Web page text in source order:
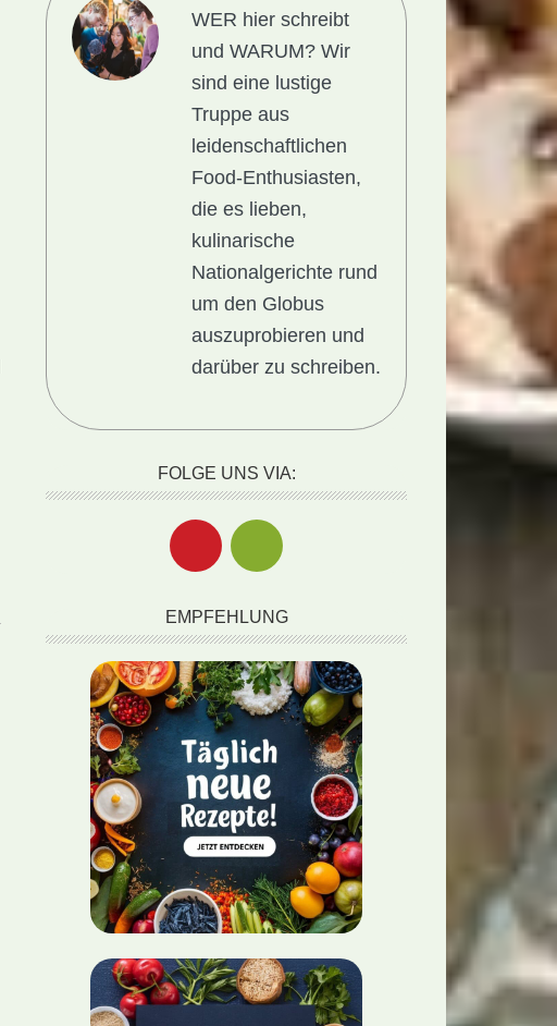
WER hier schreibt
und WARUM?Wir
sind eine lustige
Truppe aus
leidenschaftlichen
Food-Enthusiasten,
die es lieben,
kulinarische
Nationalgerichte rund
um den Globus
auszuprobieren und
darüber zu schreiben.
FOLGE UNS VIA:
EMPFEHLUNG